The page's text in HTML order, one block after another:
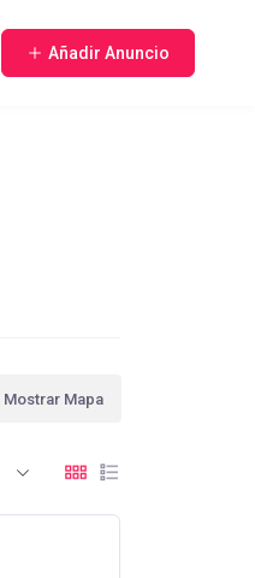
Añadir Anuncio
Mostrar Mapa